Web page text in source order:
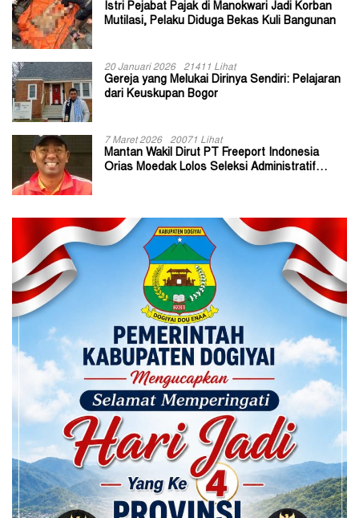
Istri Pejabat Pajak di Manokwari Jadi Korban
Mutilasi, Pelaku Diduga Bekas Kuli Bangunan
20 Januari 2026 21411 Lihat
Gereja yang Melukai Dirinya Sendiri: Pelajaran
dari Keuskupan Bogor
7 Maret 2026 20071 Lihat
Mantan Wakil Dirut PT Freeport Indonesia
Orias Moedak Lolos Seleksi Administratif